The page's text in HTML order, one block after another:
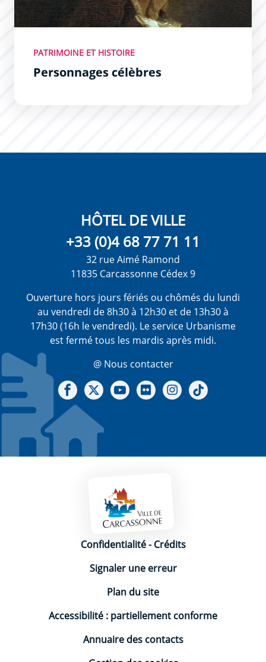
PATRIMOINE ET HISTOIRE
Personnages célèbres
HÔTEL DE VILLE
+33 (0)4 68 77 71 11
32 rue Aimé Ramond
11835 Carcassonne Cédex 9
Ouverture hors jours fériés ou chômés du lundi
au vendredi de 8h30 à 12h30 et de 13h30 à
17h30 (16h le vendredi). Le service Urbanisme
est fermé tous les mardis après midi.
@ Nous contacter
Notre Facebook
Notre X - (twitter)
Notre chaine Youtube
Notre Gallerie sur Flickr
Notre Instagram
Mentions légales
Confidentialité-Crédits
Signaler une erreur
Plan du site
Accessibilité : partiellement conforme
Annuaire des contacts